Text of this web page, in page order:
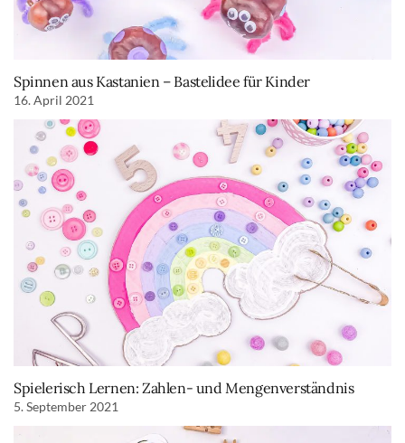
Spinnen aus Kastanien – Bastelidee für Kinder
16. April 2021
Spielerisch Lernen: Zahlen- und Mengenverständnis
5. September 2021